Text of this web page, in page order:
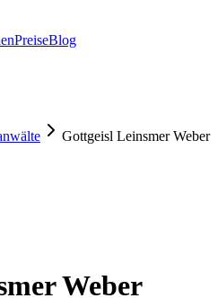
PreiseBlog
Gottgeisl Leinsmer Weber
Weber